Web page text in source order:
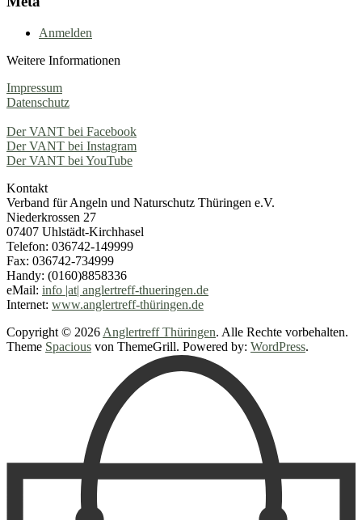
Anmelden
Weitere Informationen
Impressum
Datenschutz
Der VANT bei Facebook
Der VANT bei Instagram
Der VANT bei YouTube
Kontakt
Verband für Angeln und Naturschutz Thüringen e.V.
Niederkrossen 27
07407 Uhlstädt-Kirchhasel
Telefon: 036742-149999
Fax: 036742-734999
Handy: (0160)8858336
eMail: info |at| anglertreff-thueringen.de
Internet: www.anglertreff-thüringen.de
Copyright © 2026 Anglertreff Thüringen. Alle Rechte vorbehalten.
Theme Spacious von ThemeGrill. Powered by: WordPress.